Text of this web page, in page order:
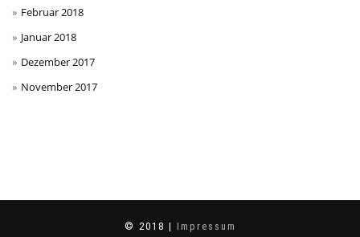
Februar 2018
Januar 2018
Dezember 2017
November 2017
© 2018 | Impressum